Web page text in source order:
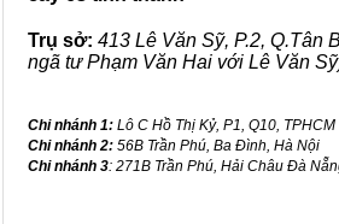
Trụ sở: 413 Lê Văn Sỹ, P.2, Q.Tân
ngã tư Phạm Văn Hai với Lê Văn
Chi nhánh 1: Lô C Hồ Thị Kỷ, P1, Q10, TPHCM
Chi nhánh 2: 56B Trần Phú, Ba Đình, Hà Nội
Chi nhánh 3: 271B Trần Phú, Hải Châu Đà